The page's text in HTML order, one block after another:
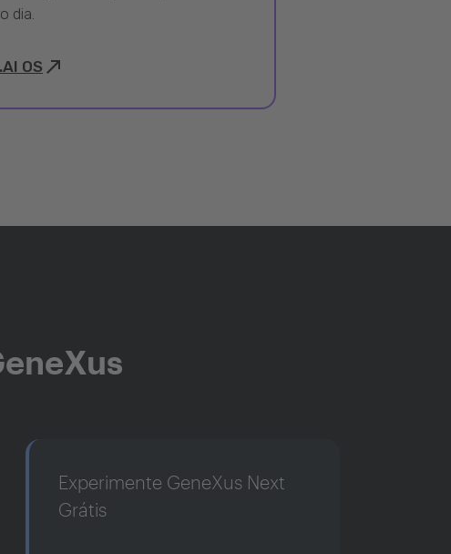
dia.
OS
Experimente GeneXus Next
Grátis